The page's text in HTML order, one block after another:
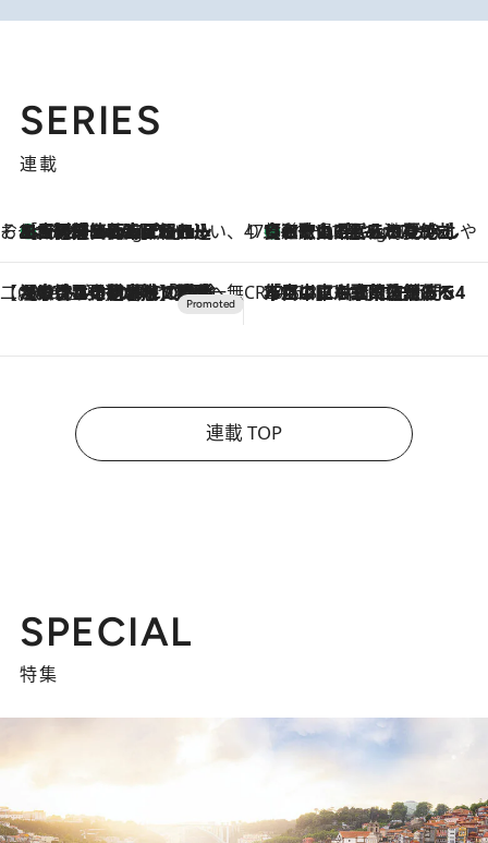
SERIES
連載
そおだよおこの関西おいしい、おやつ紀行11 Hours Ago
［大阪府箕面市］一皿一皿目の前で仕上げられる、料理を巧みに組み込んだアシェットデセールコース「ミチル アシェット デセール（Michiru assiette dessert）」 47都道府県の手みやげ ひんやりスイーツで夏を満喫
11 Hours Ago
【和歌山県】この夏絶対食べたい 冷やしておいしいおやつ3選 みかんがごろっと丸ごと入ったジュレ
【CREA×星野リゾート】唯一無二。癒しと発見が待つ場所へ
2026.8.7
【トンボの足水浴】ヒノキの香りに包まれて涼感マックス！約13℃の湧水かけ流しを避暑地「星野温泉 トンボの湯」で体験 CREA'S CHOICE
2026.8.7
「立川にも歌舞伎があるんだよ」 片岡仁左衛門・市川中車ら豪華座組みで4年目の立川立飛歌舞伎へ
連載 TOP
SPECIAL
特集